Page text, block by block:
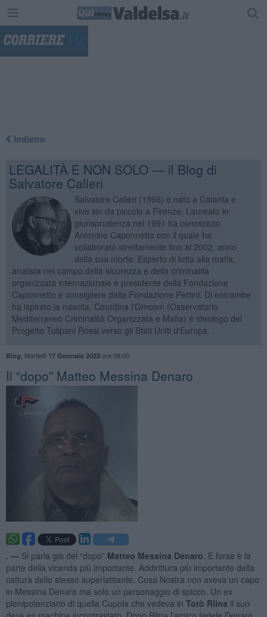
Indietro
LEGALITÀ E NON SOLO — il Blog di
Salvatore Calleri
Salvatore Calleri (1966) è nato a Catania e
vive sin da piccolo a Firenze. Laureato in
giurisprudenza nel 1991 ha conosciuto
Antonino Caponnetto con il quale ha
collaborato strettamente fino al 2002, anno
della sua morte. Esperto di lotta alla mafia,
analista nel campo della sicurezza e della criminalità
organizzata internazionale è presidente della Fondazione
Caponnetto e consigliere della Fondazione Pertini. Di entrambe
ha ispirato la nascita. Coordina l'Omcom (Osservatorio
Mediterraneo Criminalità Organizzata e Mafia) è ideologo del
Progetto Tulipani Rossi verso gli Stati Uniti d'Europa.
Blog Martedì 17 Gennaio 2023ore 09:00
Il “dopo” Matteo Messina Denaro
. — Si parla già del “dopo” Matteo Messina Denaro . E forse è la
parte della vicenda più importante. Addirittura più importante della
cattura dello stesso superlatitante. Cosa Nostra non aveva un capo
in Messina Denaro ma solo un personaggio di spicco. Un ex
plenipotenziario di quella Cupola che vedeva in Totò Riina il suo